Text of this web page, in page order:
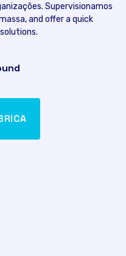
Supervisionamos
and offer a quick
.